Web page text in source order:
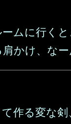
ムに行く
かけ、なー
作る変な剣